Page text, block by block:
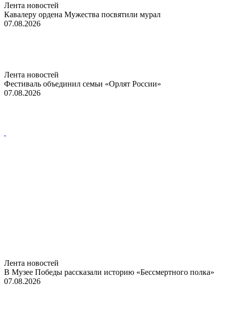
Лента новостей
Кавалеру ордена Мужества посвятили мурал
07.08.2026
Лента новостей
Фестиваль объединил семьи «Орлят России»
07.08.2026
Лента новостей
В Музее Победы рассказали историю «Бессмертного полка»
07.08.2026